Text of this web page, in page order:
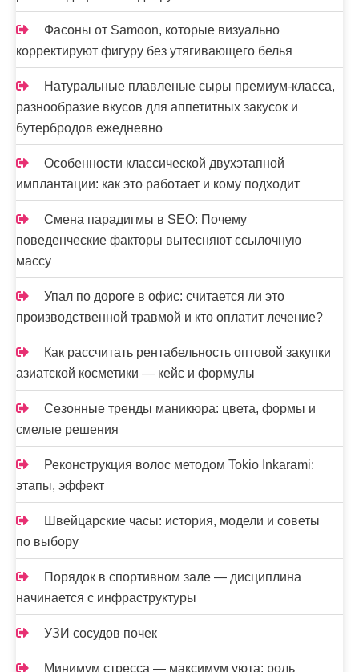
Фасоны от Samoon, которые визуально
корректируют фигуру без утягивающего белья
Натуральные плавленые сыры премиум-класса,
разнообразие вкусов для аппетитных закусок и
бутербродов ежедневно
Особенности классической двухэтапной
имплантации: как это работает и кому подходит
Смена парадигмы в SEO: Почему
поведенческие факторы вытесняют ссылочную
массу
Упал по дороге в офис: считается ли это
производственной травмой и кто оплатит лечение?
Как рассчитать рентабельность оптовой закупки
азиатской косметики — кейс и формулы
Сезонные тренды маникюра: цвета, формы и
смелые решения
Реконструкция волос методом Tokio Inkarami:
этапы, эффект
Швейцарские часы: история, модели и советы
по выбору
Порядок в спортивном зале — дисциплина
начинается с инфраструктуры
УЗИ сосудов почек
Минимум стресса — максимум уюта: роль